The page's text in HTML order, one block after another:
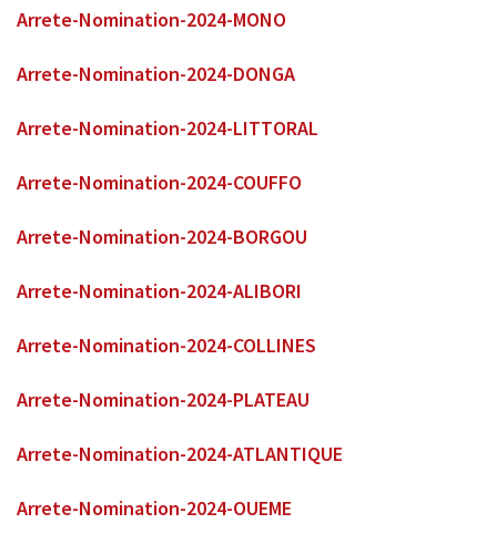
Arrete-Nomination-2024-MONO
Arrete-Nomination-2024-DONGA
Arrete-Nomination-2024-LITTORAL
Arrete-Nomination-2024-COUFFO
Arrete-Nomination-2024-BORGOU
Arrete-Nomination-2024-ALIBORI
Arrete-Nomination-2024-COLLINES
Arrete-Nomination-2024-PLATEAU
Arrete-Nomination-2024-ATLANTIQUE
Arrete-Nomination-2024-OUEME